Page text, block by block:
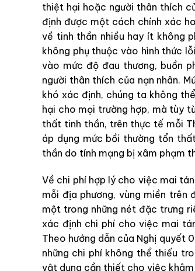
thiệt hại hoặc người thân thích
định được một cách chính xác
về tinh thần nhiều hay ít không
không phụ thuộc vào hình thức
vào mức độ đau thương, buồn
người thân thích của nạn nhân.
khó xác định, chúng ta không
hại cho mọi trường hợp, mà tùy
thất tinh thần, trên thực tế mỗi
áp dụng mức bồi thường tổn
thần do tính mạng bị xâm phạm
Về chi phí hợp lý cho việc mai
mỗi địa phương, vùng miền
một trong những nét đặc trưng
xác định chi phí cho việc mai
Theo hướng dẫn của Nghị
những chi phí không thể thiếu
vật dụng cần thiết cho việc